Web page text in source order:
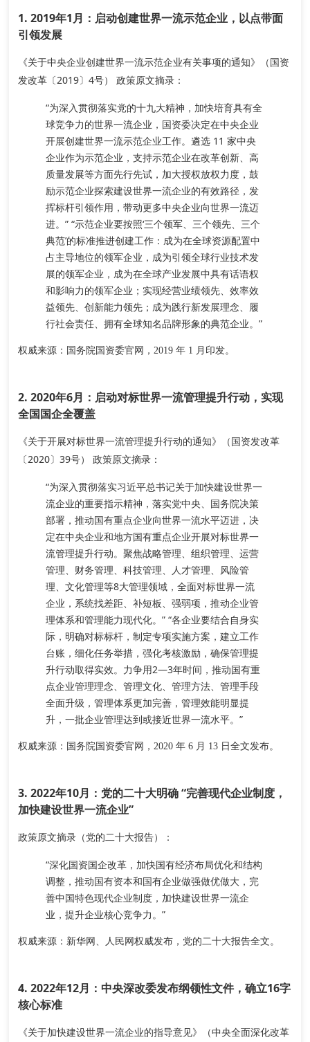
1. 2019年1月：启动创建世界一流示范企业，以点带面
引领发展
《关于中央企业创建世界一流示范企业有关事项的通知》（国资
发改革〔2019〕4号）
政策原文摘录 ：
“为深入贯彻落实党的十九大精神，加快培育具有全
球竞争力的世界一流企业，国资委决定在中央企业
开展创建世界一流示范企业工作。遴选 11 家中央
企业作为示范企业 ，支持示范企业在改革创新、高
质量发展等方面先行先试，加大授权放权力度，鼓
励示范企业探索建设世界一流企业的有效路径，发
挥标杆引领作用，带动更多中央企业向世界一流迈
进。” “示范企业要按照‘三个领军、三个领先、三个
典范’的标准推进创建工作：成为在全球资源配置中
占主导地位的领军企业，成为引领全球行业技术发
展的领军企业，成为在全球产业发展中具有话语权
和影响力的领军企业；实现经营业绩领先、效率效
益领先、创新能力领先；成为践行新发展理念、履
行社会责任、拥有全球知名品牌形象的典范企业。”
权威来源 ：国务院国资委官网，2019 年 1 月印发。
2. 2020年6月：启动对标世界一流管理提升行动，实现
全国国企全覆盖
《关于开展对标世界一流管理提升行动的通知》（国资发改革
〔2020〕39号）
政策原文摘录 ：
“为深入贯彻落实习近平总书记关于加快建设世界一
流企业的重要指示精神，落实党中央、国务院决策
部署，推动国有重点企业向世界一流水平迈进，决
定在中央企业和地方国有重点企业开展对标世界一
流管理提升行动。聚焦战略管理、组织管理、运营
管理、财务管理、科技管理、人才管理、风险管
理、文化管理等8大管理领域 ，全面对标世界一流
企业，系统找差距、补短板、强弱项，推动企业管
理体系和管理能力现代化。” “各企业要结合自身实
际，明确对标标杆，制定专项实施方案，建立工作
台账，细化任务举措，强化考核激励，确保管理提
升行动取得实效。力争用2—3年时间，推动国有重
点企业管理理念、管理文化、管理方法、管理手段
全面升级，管理体系更加完善，管理效能明显提
升，一批企业管理达到或接近世界一流水平。”
权威来源 ：国务院国资委官网，2020 年 6 月 13 日全文发布。
3. 2022年10月：党的二十大明确 “完善现代企业制度，
加快建设世界一流企业”
政策原文摘录（党的二十大报告） ：
“深化国资国企改革，加快国有经济布局优化和结构
调整，推动国有资本和国有企业做强做优做大， 完
善中国特色现代企业制度，加快建设世界一流企
业 ，提升企业核心竞争力。”
权威来源 ：新华网、人民网权威发布，党的二十大报告全文。
4. 2022年12月：中央深改委发布纲领性文件，确立16字
核心标准
《关于加快建设世界一流企业的指导意见》（中央全面深化改革